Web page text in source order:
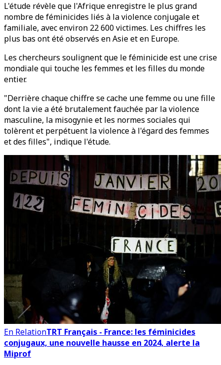
L'étude révèle que l'Afrique enregistre le plus grand
nombre de féminicides liés à la violence conjugale et
familiale, avec environ 22 600 victimes. Les chiffres les
plus bas ont été observés en Asie et en Europe.
Les chercheurs soulignent que le féminicide est une crise
mondiale qui touche les femmes et les filles du monde
entier.
"Derrière chaque chiffre se cache une femme ou une fille
dont la vie a été brutalement fauchée par la violence
masculine, la misogynie et les normes sociales qui
tolèrent et perpétuent la violence à l'égard des femmes
et des filles", indique l'étude.
En RelationTRT Français - France: les féminicides
conjugaux, une nouvelle hausse en 2024, alerte la
Miprof